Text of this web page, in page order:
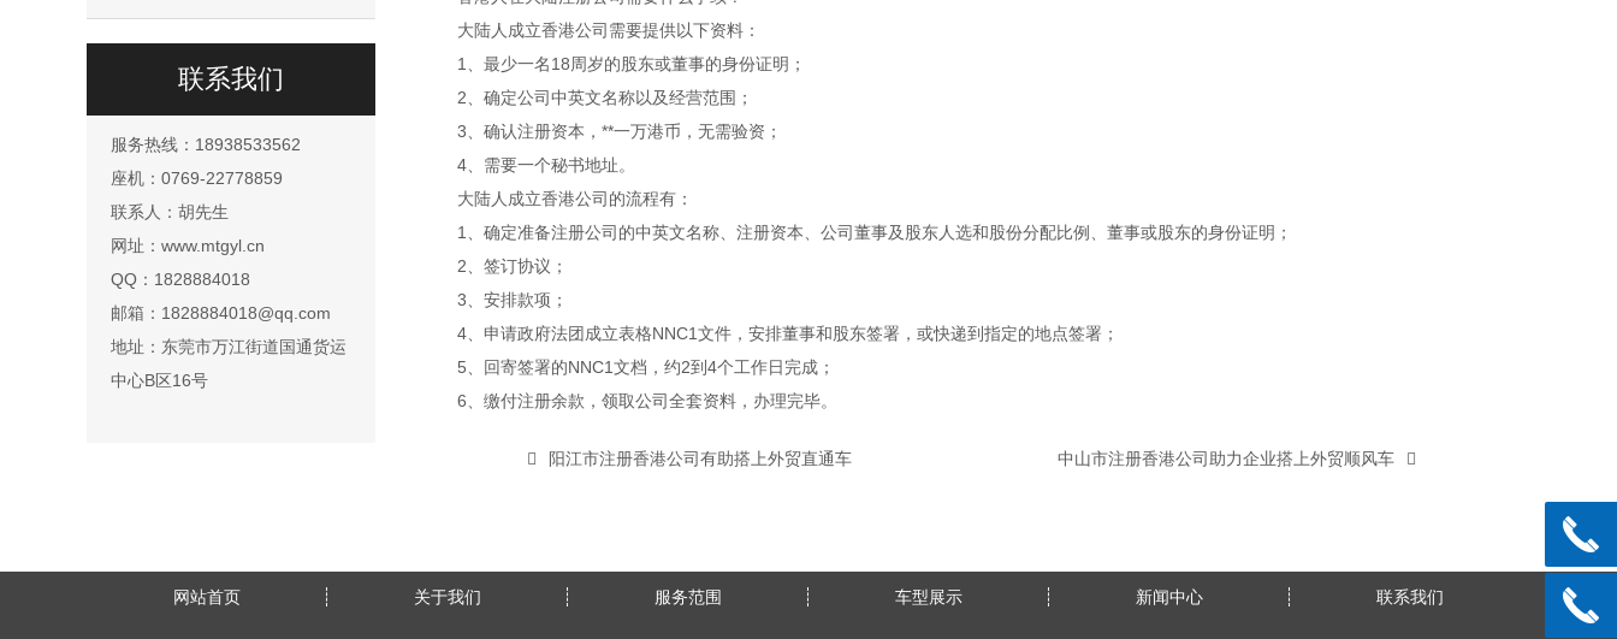
联系我们
服务热线：18938533562
座机：0769-22778859
联系人：胡先生
网址：www.mtgyl.cn
QQ：1828884018
邮箱：1828884018@qq.com
地址：东莞市万江街道国通货运
中心B区16号
大陆人成立香港公司需要提供以下资料：
1、最少一名18周岁的股东或董事的身份证明；
2、确定公司中英文名称以及经营范围；
3、确认注册资本，**一万港币，无需验资；
4、需要一个秘书地址。
大陆人成立香港公司的流程有：
1、确定准备注册公司的中英文名称、注册资本、公司董事及股东人选和股份分配比例、董事或股东的身份证明；
2、签订协议；
3、安排款项；
4、申请政府法团成立表格NNC1文件，安排董事和股东签署，或快递到指定的地点签署；
5、回寄签署的NNC1文档，约2到4个工作日完成；
6、缴付注册余款，领取公司全套资料，办理完毕。
阳江市注册香港公司有助搭上外贸直通车 中山市注册香港公司助力企业搭上外贸顺风车
网站首页 关于我们 服务范围 车型展示 新闻中心 联系我们